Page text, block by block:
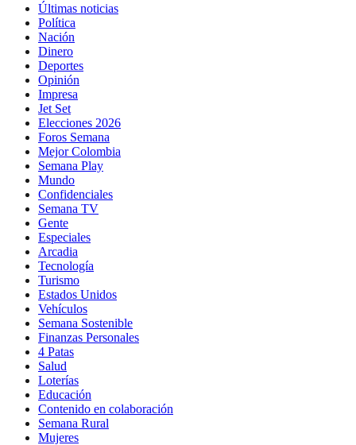
Últimas noticias
Política
Nación
Dinero
Deportes
Opinión
Impresa
Jet Set
Elecciones 2026
Foros Semana
Mejor Colombia
Semana Play
Mundo
Confidenciales
Semana TV
Gente
Especiales
Arcadia
Tecnología
Turismo
Estados Unidos
Vehículos
Semana Sostenible
Finanzas Personales
4 Patas
Salud
Loterías
Educación
Contenido en colaboración
Semana Rural
Mujeres